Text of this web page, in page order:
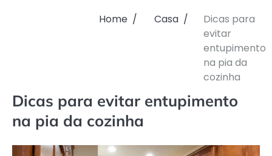
Home Casa
Dicas para
evitar
entupimento
na pia da
cozinha
Dicas para evitar entupimento
na pia da cozinha